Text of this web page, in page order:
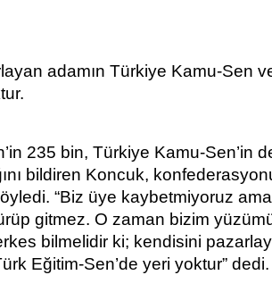
adamın Türkiye Kamu-Sen
235 bin, Türkiye Kamu-Sen’in
bildiren Koncuk,
“Biz üye kaybetmiyoruz
gitmez. O zaman bizim
bilmelidir ki; kendisini
Eğitim-Sen’de yeri yoktur” dedi.